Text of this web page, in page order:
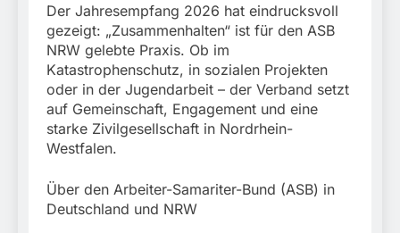
Der Jahresempfang 2026 hat eindrucksvoll
gezeigt: „Zusammenhalten“ ist für den ASB
NRW gelebte Praxis. Ob im
Katastrophenschutz, in sozialen Projekten
oder in der Jugendarbeit – der Verband setzt
auf Gemeinschaft, Engagement und eine
starke Zivilgesellschaft in Nordrhein-
Westfalen.
Über den Arbeiter-Samariter-Bund (ASB) in
Deutschland und NRW